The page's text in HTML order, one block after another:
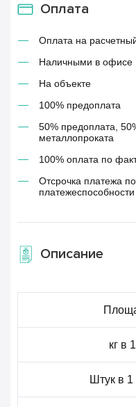
Оплата
Оплата на
Наличными в офисе
На объекте
100% предоплата
50% предоплата,
металлопроката
100% оплата по
Отсрочка платежа
Описание
кг в
Штук в 1